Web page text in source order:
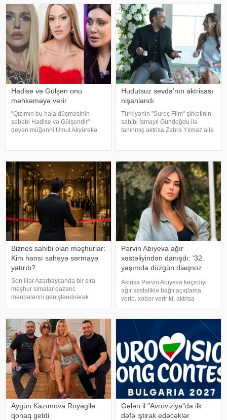
Hadise və Gülşen onu
məhkəməyə verir
"Qızımın bu hala düşməsinin
səbəbi Hadise və Gülşendir"
deyən müğənni Umut Akyürekə
davam etdirən Akyürek "Mən
Hadisən
Hudutsuz sevda'nın aktrisası
nişanlandı
Türkiyənin "Sureç Film" şirkətinin
sahibi İsmayıl Gündoğdu ilə
tanınmış aktrisa Zəhra Yılmaz ailə
aləmindən tanınmış simala
Biznes sahibi olan məşhurlar:
Kim hansı sahəyə sərmayə
yatırıb?
Son illər Azərbaycanda bir sıra
məşhur simalar qazanc
mənbələrini genişləndirərək
restoran, kafe, geyim, gözəllik və
qida sektorunda fəaliyyət
göstərən, öz adları il
Pərvin Abıyeva ağır
xəstəliyindən danışdı: '32
yaşımda düzgün diaqnoz
Aktrisa Pərvin Abıyeva keçirdiyi
ağır xəstəliklə bağlı açıqlama
verib. xəbər verir ki, aktrisa
axlorhidriya xəstəliyindən əziyyət
diaqnoz qoyula bilmədiyini
bildirib. "Bu əməliyyat
Azərbaycand
Aygün Kazımova Röyagilə
qonaq getdi
Gələn il "Avroviziya"da ilk
dəfə iştirak edəcəklər